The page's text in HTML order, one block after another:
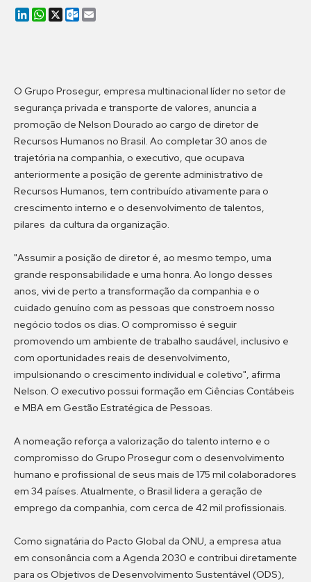
LinkedIn
WhatsApp
X Outlook.com
O Grupo Prosegur, empresa multinacional líder no setor de
segurança privada e transporte de valores, anuncia a
promoção de Nelson Dourado ao cargo de diretor de
Recursos Humanos no Brasil. Ao completar 30 anos de
trajetória na companhia, o executivo, que ocupava
anteriormente a posição de gerente administrativo de
Recursos Humanos, tem contribuído ativamente para o
crescimento interno e o desenvolvimento de talentos,
pilares da cultura da organização.
"Assumir a posição de diretor é, ao mesmo tempo, uma
grande responsabilidade e uma honra. Ao longo desses
anos, vivi de perto a transformação da companhia e o
cuidado genuíno com as pessoas que constroem nosso
negócio todos os dias. O compromisso é seguir
promovendo um ambiente de trabalho saudável, inclusivo e
com oportunidades reais de desenvolvimento,
impulsionando o crescimento individual e coletivo", afirma
Nelson. O executivo possui formação em Ciências Contábeis
e MBA em Gestão Estratégica de Pessoas.
A nomeação reforça a valorização do talento interno e o
compromisso do Grupo Prosegur com o desenvolvimento
humano e profissional de seus mais de 175 mil colaboradores
em 34 países. Atualmente, o Brasil lidera a geração de
emprego da companhia, com cerca de 42 mil profissionais.
Como signatária do Pacto Global da ONU, a empresa atua
em consonância com a Agenda 2030 e contribui diretamente
para os Objetivos de Desenvolvimento Sustentável (ODS),